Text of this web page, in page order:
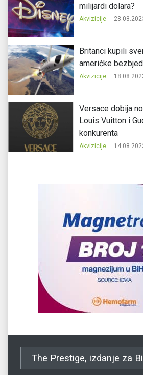
milijardi dolara?
Akvizicije
Britanci kupili
američke
Akvizicije
Versace dobija
Louis Vuitton i
konkurenta
Akvizicije
The Prestige, izdanje za